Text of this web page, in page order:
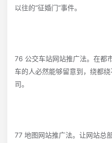
以往的“征婚门”事件。
76 公交车站网站推广法。在都
车的人必然能够留意到，绕都
司。
77 地图网站推广法。让网站总